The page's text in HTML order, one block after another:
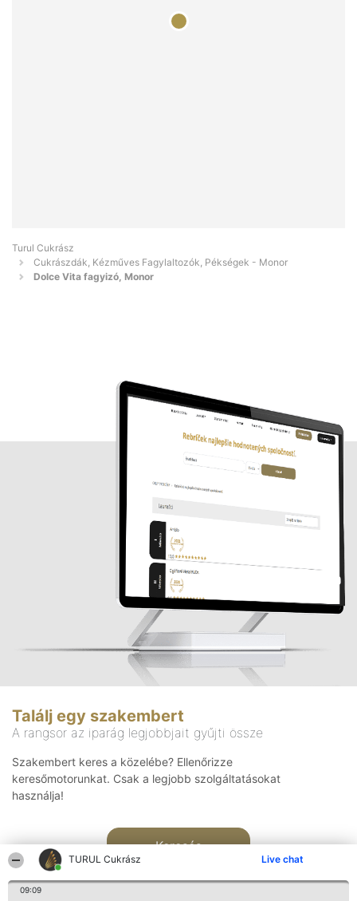
TURUL Cukrász Live chat
09:09
Turul Cukrász
Cukrászdák, Kézműves Fagylaltozók, Pékségek - Monor
Dolce Vita fagyizó, Monor
Találj egy szakembert
A rangsor az iparág legjobbjait gyűjti össze
Szakembert keres a közelébe? Ellenőrizze
keresőmotorunkat. Csak a legjobb szolgáltatásokat
használja!
Keresés